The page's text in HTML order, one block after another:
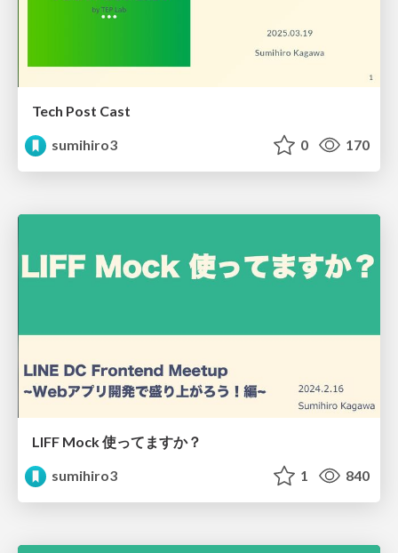
Tech Post Cast
sumihiro3
0 170
LIFF Mock 使ってますか？
sumihiro3
1 840